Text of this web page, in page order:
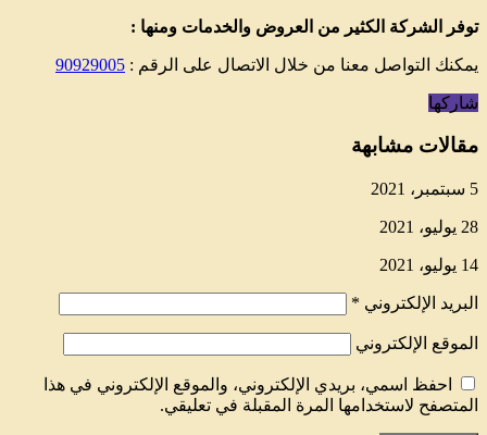
توفر الشركة الكثير من العروض والخدمات ومنها :
يمكنك التواصل معنا من خلال الاتصال على الرقم : 90929005
شاركها
مقالات مشابهة
5 سبتمبر، 2021
28 يوليو، 2021
14 يوليو، 2021
البريد الإلكتروني *
الموقع الإلكتروني
احفظ اسمي، بريدي الإلكتروني، والموقع الإلكتروني في هذا
المتصفح لاستخدامها المرة المقبلة في تعليقي.